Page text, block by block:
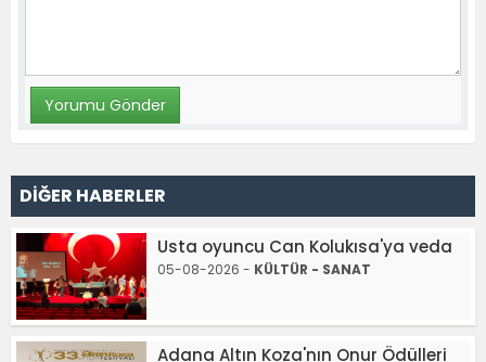
DİĞER HABERLER
Usta oyuncu Can Kolukısa'ya veda
05-08-2026 - KÜLTÜR - SANAT
Adana Altın Koza'nın Onur Ödülleri